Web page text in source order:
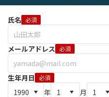
氏名 必須
メールアドレス 必須
生年月日 必須
年 月